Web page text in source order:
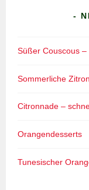
-
Süßer Couscous
Sommerliche
Citronnade –
Orangendesserts
Tunesischer